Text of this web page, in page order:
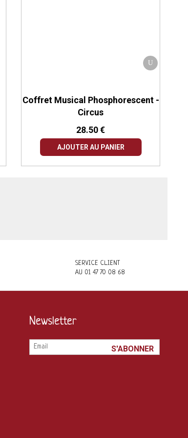
Coffret Musical Phosphorescent -
Circus
28.50 €
AJOUTER AU PANIER
SERVICE CLIENT
AU 01 47 70 08 68
Newsletter